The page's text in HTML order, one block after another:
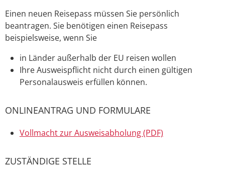
Einen neuen Reisepass müssen Sie persönlich
beantragen. Sie benötigen einen Reisepass
beispielsweise, wenn Sie
in Länder außerhalb der EU reisen wollen
Ihre Ausweispflicht nicht durch einen gültigen
Personalausweis erfüllen können.
ONLINEANTRAG UND FORMULARE
Vollmacht zur Ausweisabholung (PDF)
ZUSTÄNDIGE STELLE